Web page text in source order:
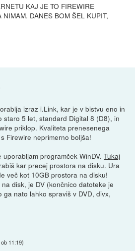
KAJ JE TO FIREWIRE
DANES BOM ŠEL KUPIT,
izraz i.Link, kar je v bistvu eno in
staro 5 let, standard Digital 8 (D8), in
priklop. Kvaliteta prenesenega
Firewire neprimerno boljša!
uporabljam programček WinDV.Tukaj
kar precej prostora na disku. Ura
več kot 10GB prostora na disku!
disk, je DV (končnico datoteke je
ga nato lahko spraviš v DVD, divx,
11:19)